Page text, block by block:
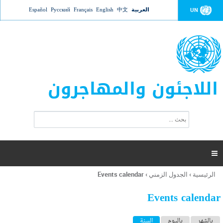
Jump to navigation UN العربية 中文
English
Français
Русский
Español
اللاجئون والمهاجرون
ت
ر
ل
ح
ب

أنت
هنا
الرئيسية › الجدول الزمني ›
Events calendar
Events calendar